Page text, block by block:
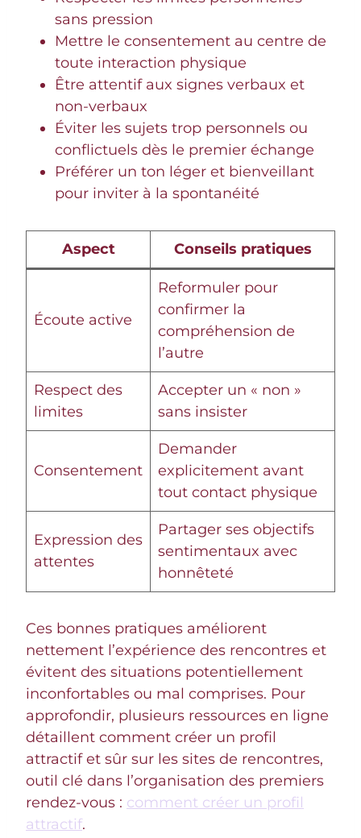
sans pression
Mettre le consentement au centre de
toute interaction physique
Être attentif aux signes verbaux et
non-verbaux
Éviter les sujets trop personnels ou
conflictuels dès le premier échange
Préférer un ton léger et bienveillant
pour inviter à la spontanéité
Aspect Conseils pratiques
Écoute active
Reformuler pour
confirmer la
compréhension de
l’autre
Respect des
limites
Accepter un « non »
sans insister
Consentement
Demander
explicitement avant
tout contact physique
Expression des
attentes
Partager ses objectifs
sentimentaux avec
honnêteté
Ces bonnes pratiques améliorent
nettement l’expérience des rencontres et
évitent des situations potentiellement
inconfortables ou mal comprises. Pour
approfondir, plusieurs ressources en ligne
détaillent comment créer un profil
attractif et sûr sur les sites de rencontres,
outil clé dans l’organisation des premiers
rendez-vous : comment créer un profil
attractif.